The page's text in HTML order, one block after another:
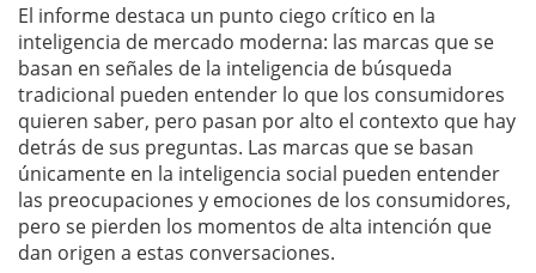
El informe destaca un punto ciego crítico en la
inteligencia de mercado moderna: las marcas que se
basan en señales de la inteligencia de búsqueda
tradicional pueden entender lo que los consumidores
quieren saber, pero pasan por alto el contexto que hay
detrás de sus preguntas. Las marcas que se basan
únicamente en la inteligencia social pueden entender
las preocupaciones y emociones de los consumidores,
pero se pierden los momentos de alta intención que
dan origen a estas conversaciones.